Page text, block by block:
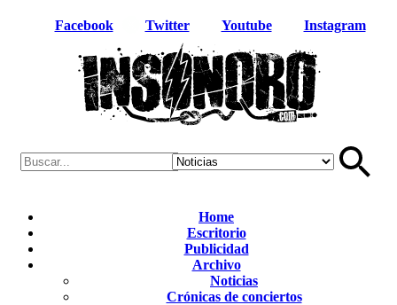
Facebook Twitter Youtube Instagram
Home
Escritorio
Publicidad
Archivo
Noticias
Crónicas de conciertos